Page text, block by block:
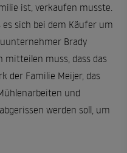
ist, verkaufen musste.
sich bei dem Käufer um
Brady
mitteilen muss, dass das
der Familie Meijer, das
und
werden soll, um